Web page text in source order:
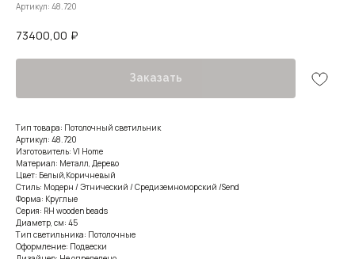
Артикул: 48.720
73400,00 ₽
Заказать
Тип товара: Потолочный светильник
Артикул: 48.720
Изготовитель: VI Home
Материал: Металл, Дерево
Цвет: Белый,Коричневый
Стиль: Модерн / Этнический / Средиземноморский /Send
Форма: Круглые
Серия: RH wooden beads
Диаметр, см: 45
Тип светильника: Потолочные
Оформление: Подвески